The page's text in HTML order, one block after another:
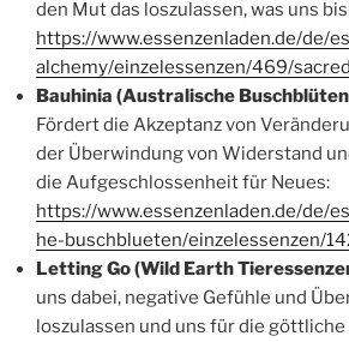
den Mut das loszulassen, was uns
https://www.essenzenladen.de/de/
alchemy/einzelessenzen/469/
Bauhinia (Australische
Fördert die Akzeptanz von
der Überwindung von Widerstand
die Aufgeschlossenheit für Neues:
https://www.essenzenladen.de/de/
he-buschblueten/einzelessenzen/
Letting Go (Wild Earth
uns dabei, negative Gefühle und
loszulassen und uns für die göttliche